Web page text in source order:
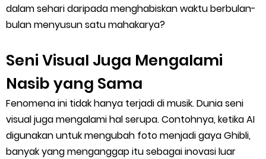
dalam sehari daripada menghabiskan waktu berbulan-
bulan menyusun satu mahakarya?
Seni Visual Juga Mengalami
Nasib yang Sama
Fenomena ini tidak hanya terjadi di musik. Dunia seni
visual juga mengalami hal serupa. Contohnya, ketika AI
digunakan untuk mengubah foto menjadi gaya Ghibli,
banyak yang menganggap itu sebagai inovasi luar